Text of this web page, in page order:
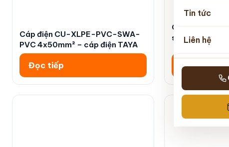
Tin tức
Liên hệ
Cáp điện CU-XLPE-PVC-SWA-
PVC 4x50mm² – cáp điện TAYA
Đọc tiếp
Cáp điện
sợi thép|cáp
Đọc tiếp